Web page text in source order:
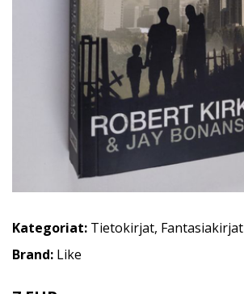
Kategoriat: Tietokirjat, Fantasiakirjat
Brand: Like